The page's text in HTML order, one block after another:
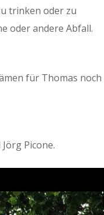
trinken oder zu
oder andere Abfall.
für Thomas noch
Picone.